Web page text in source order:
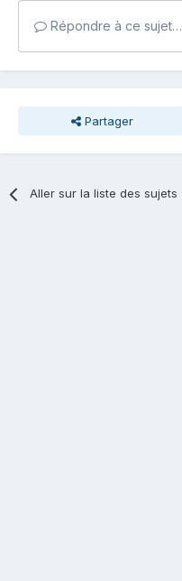
Répondre à ce sujet…
Partager
Aller sur la liste des sujets